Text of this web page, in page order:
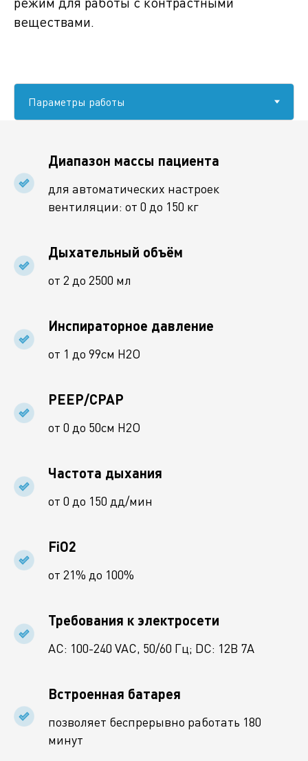
веществами.
Диапазон массы пациента
для автоматических настроек
вентиляции: от 0 до 150 кг
Дыхательный объём
от 2 до 2500 мл
Инспираторное давление
от 1 до 99см Н2О
PEEP/CPAP
от 0 до 50см Н2О
Частота дыхания
от 0 до 150 дд/мин
FiO2
от 21% до 100%
Требования к электросети
АС: 100-240 VAC, 50/60 Гц; DC: 12В 7А
Встроенная батарея
позволяет беспрерывно работать 180
минут